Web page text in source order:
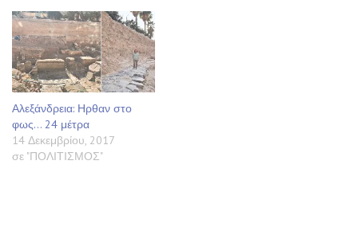
Αλεξάνδρεια: Ηρθαν στο
φως… 24 μέτρα
14 Δεκεμβρίου, 2017
σε "ΠΟΛΙΤΙΣΜΟΣ"